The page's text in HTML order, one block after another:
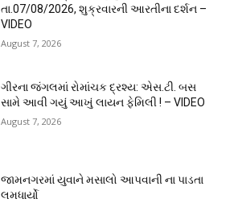
તા.07/08/2026, શુક્રવારની આરતીના દર્શન –
VIDEO
August 7, 2026
ગીરના જંગલમાં રોમાંચક દ્રશ્ય: એસ.ટી. બસ
સામે આવી ગયું આખું લાયન ફેમિલી ! – VIDEO
August 7, 2026
જામનગરમાં યુવાને મસાલો આપવાની ના પાડતા
લમધાર્યો